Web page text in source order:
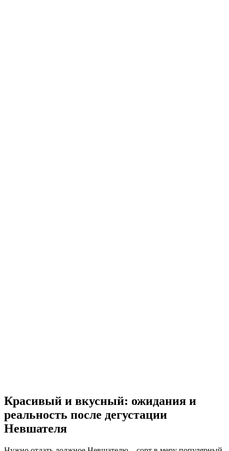
Красивый и вкусный: ожидания и
реальность после дегустации
Невшателя